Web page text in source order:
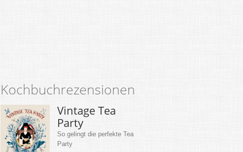
Kochbuchrezensionen
Vintage Tea
Party
So gelingt die perfekte Tea
Party